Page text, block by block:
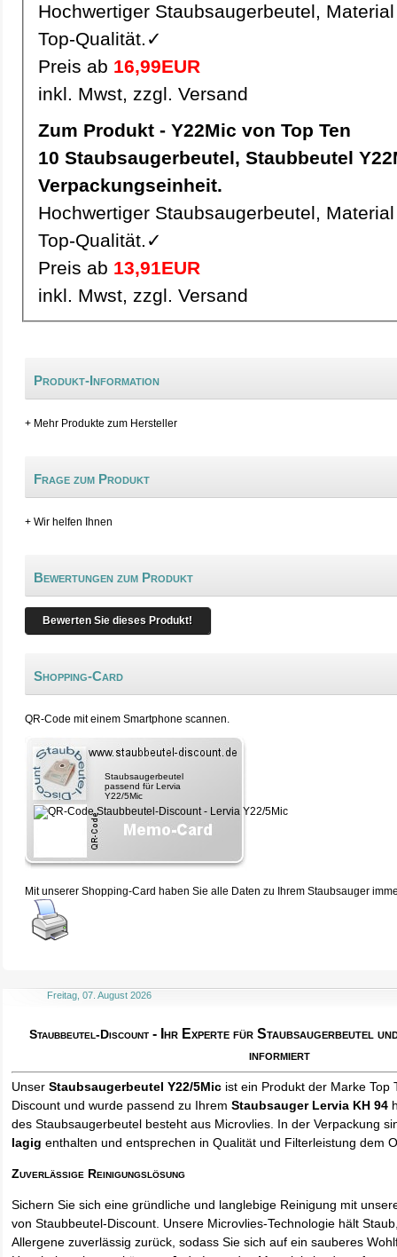
Hochwertiger Staubsaugerbeutel,
Top-Qualität.✓
Preis ab 16,99EUR
inkl. Mwst, zzgl. Versand
Zum Produkt - Y22Mic von Top Ten
10 Staubsaugerbeutel, Staubbeutel Y22Mic pro
Verpackungseinheit.
Hochwertiger Staubsaugerbeutel,
Top-Qualität.✓
Preis ab 13,91EUR
inkl. Mwst, zzgl. Versand
Produkt-Information
+ Mehr Produkte zum Hersteller
Frage zum Produkt
+ Wir helfen Ihnen
Bewertungen zum Produkt
Bewerten Sie dieses Produkt!
Shopping-Card
QR-Code mit einem Smartphone scannen.
Staubsaugerbeutel
passend für Lervia
Y22/5Mic
Mit unserer Shopping-Card haben Sie alle Daten zu Ihrem Staubsauger
Freitag, 07. August 2026
Staubbeutel-Discount - Ihr Experte für Staubsaugerbeutel
informiert
UnserStaubsaugerbeutel Y22/5Mic ist ein Produkt der Marke Top
Discount und wurde passend zu IhremStaubsauger Lervia KH 94
des Staubsaugerbeutel besteht aus Microvlies. In der Verpackung
lagig enthalten und entsprechen in Qualität und Filterleistung dem
Zuverlässige Reinigungslösung
Sichern Sie sich eine gründliche und langlebige Reinigung mit
von Staubbeutel-Discount. Unsere Microvlies-Technologie hält
Allergene zuverlässig zurück, sodass Sie sich auf ein sauberes